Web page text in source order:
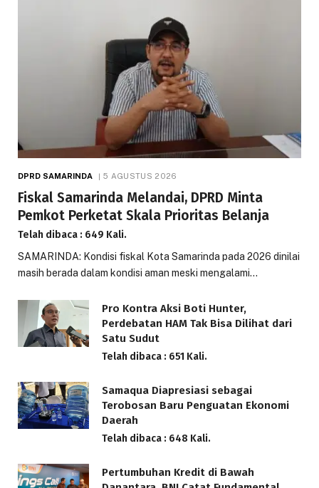
DPRD SAMARINDA 5 AGUSTUS 2026
Fiskal Samarinda Melandai, DPRD Minta
Pemkot Perketat Skala Prioritas Belanja
Telah dibaca : 649 Kali.
SAMARINDA: Kondisi fiskal Kota Samarinda pada 2026 dinilai
masih berada dalam kondisi aman meski mengalami…
Pro Kontra Aksi Boti Hunter,
Perdebatan HAM Tak Bisa Dilihat dari
Satu Sudut
Telah dibaca : 651 Kali.
Samaqua Diapresiasi sebagai
Terobosan Baru Penguatan Ekonomi
Daerah
Telah dibaca : 648 Kali.
Pertumbuhan Kredit di Bawah